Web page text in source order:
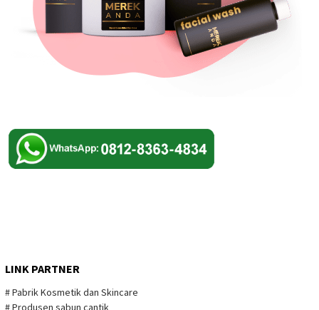
LINK PARTNER
# Pabrik Kosmetik dan Skincare
# Produsen sabun cantik